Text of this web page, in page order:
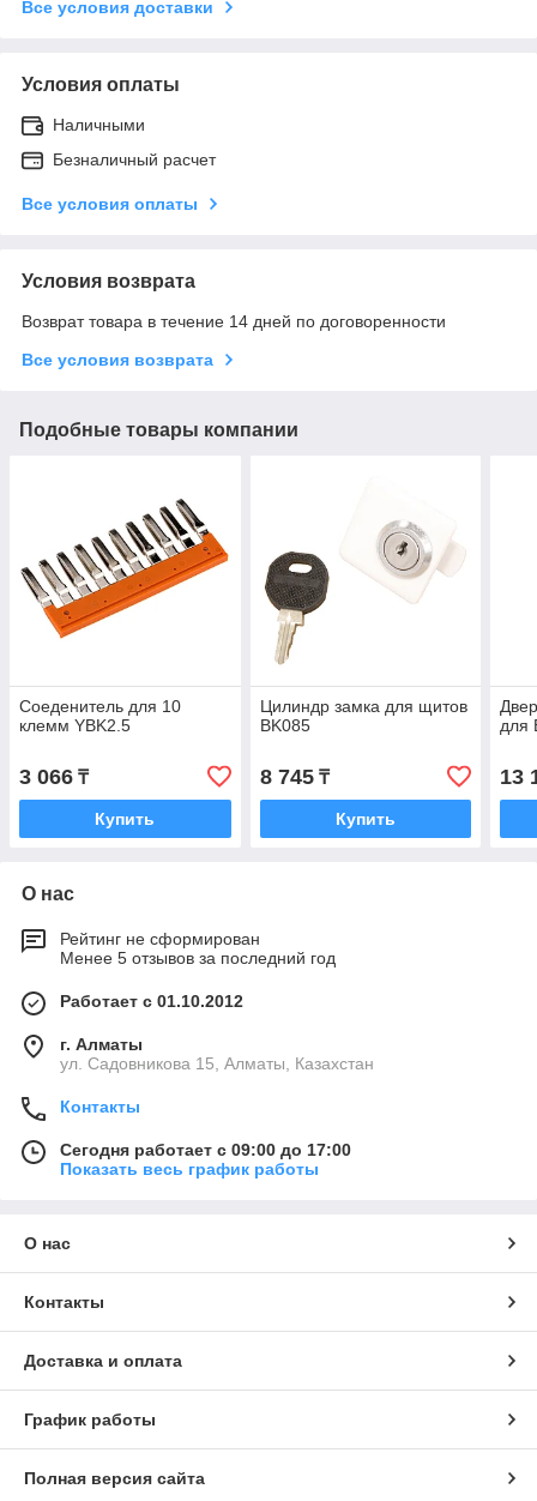
Все условия доставки
Условия оплаты
Наличными
Безналичный расчет
Все условия оплаты
Условия возврата
Возврат товара в течение 14 дней по договоренности
Все условия возврата
Подобные товары компании
Соеденитель для 10
клемм YBK2.5
3 066 ₸
Купить
Цилиндр замка для щитов
BK085
8 745₸
Купить
для
13
О нас
Рейтинг не сформирован
Менее 5 отзывов за последний год
Работает с 01.10.2012
г. Алматы
ул. Садовникова 15, Алматы, Казахстан
Контакты
Сегодня работает с 09:00 до 17:00
Показать весь график работы
О нас
Контакты
Доставка и оплата
График работы
Полная версия сайта